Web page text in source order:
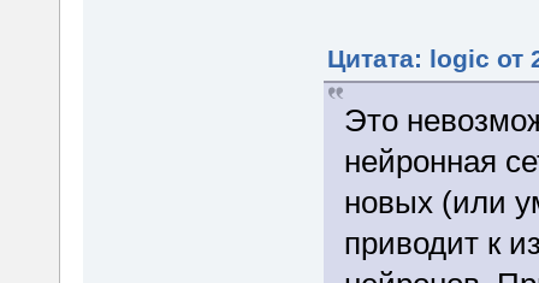
Цитата: logic от
Это
нейронная
новых (или
приводит к